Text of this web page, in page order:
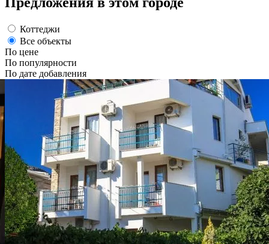
Коттеджи
Все объекты
По цене
По популярности
По дате добавления